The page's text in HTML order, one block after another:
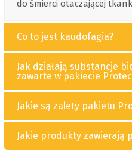
do śmierci otaczającej
Co to jest kaudofagia?
Jak działają substancje
zawarte w pakiecie
Jakie są zalety pakietu
Jakie produkty zawierają